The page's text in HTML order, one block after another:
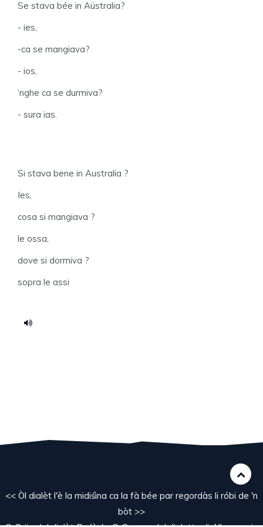
Se stava bée in Aüstralia?
- ies,
-ca se mangiava?
- ios,
‘nghe ca se durmiva?
- sura ias.
Si stava bene in Australia ?
Ies,
cosa si mangiava ?
le ossa,
dove si dormiva ?
sopra le assi
<< Òl dialèt l'è la midiśìna ca la fà bée par regordàs li róbi de 'n
bòt >>